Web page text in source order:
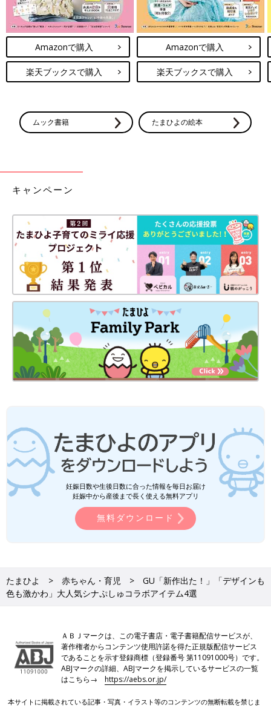
Amazonで購入
楽天ブックスで購入
Amazonで購入
楽天ブックスで購入
ムック書籍 たまひよの絵本
キャンペーン
妊娠日数や生後日数に合った情報を毎日お届け
妊娠中から産後まで長く使える無料アプリ
無料ダウンロード
たまひよ 赤ちゃん・育児
GU「新作出た！」「デザインも
色も激かわ」大人気シナぷしゅコラボアイテム4選
ＡＢＪマークは、この電子書店・電子書籍配信サービスが、
著作権者からコンテンツ使用許諾を得た正規版配信サービス
であることを示す登録商標（登録番号 第11091000号）です。
ABJマークの詳細、ABJマークを掲示しているサービスの一覧
はこちら→https://aebs.or.jp/
本サイトに掲載されている記事・写真・イラスト等のコンテンツの無断転載を禁じま